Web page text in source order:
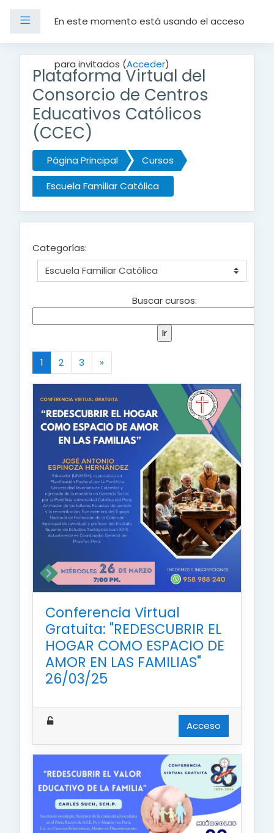
Panel lateral
En este momento está usando el acceso
para invitados (Acceder)
Plataforma Virtual del
Consorcio de Centros
Educativos Católicos
(CCEC)
Página Principal
Cursos
Escuela Familiar Católica
Categorías:
1
(actual)
2 3
»
Siguiente
Conferencia Virtual
Gratuita: "REDESCUBRIR EL
HOGAR COMO ESPACIO DE
AMOR EN LAS FAMILIAS"
26/03/25
Acceso